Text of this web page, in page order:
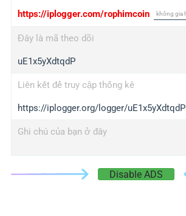
https://iplogger.com/rophimcoin
Đây là mã theo dõi
uE1x5yXdtqdP
Liên kết để truy cập thống kê
https://iplogger.org/logger/uE1x5yXdtqdP
Ghi chú của bạn ở đây
Disable ADS